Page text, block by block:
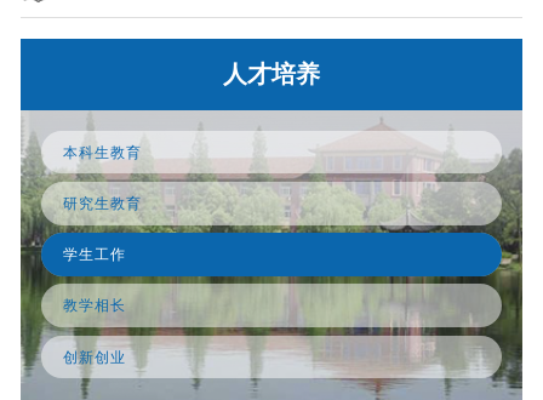
发展联络
英文网站
人才培养
本科生教育
研究生教育
学生工作
教学相长
创新创业